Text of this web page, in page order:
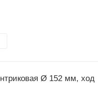
Ø 152 мм, ход